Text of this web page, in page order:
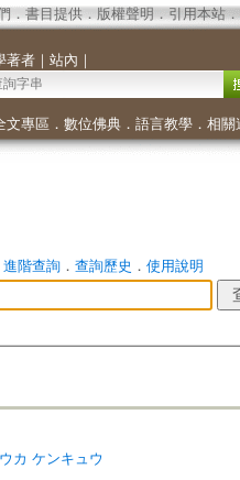
． 書目提供． 版權聲明 ． 引用本站．
著者｜ 站內 ｜
文專區 ． 數位佛典． 語言教學． 相關
進階查詢． 查詢歷史 ． 使用說明
カ ケンキュウ